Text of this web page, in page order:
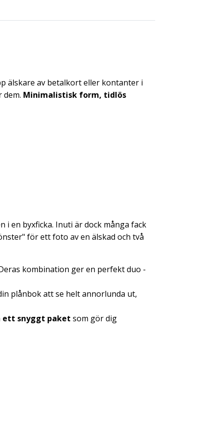
älskare av betalkort eller kontanter i
Minimalistisk form, tidlös
i en byxficka. Inuti är dock många fack
för ett foto av en älskad och två
kombination ger en perfekt duo -
plånbok att se helt annorlunda ut,
ett snyggt paket som gör dig